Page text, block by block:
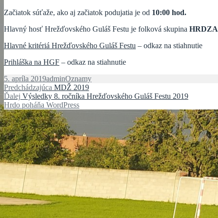
Začiatok súťaže, ako aj začiatok podujatia je od 10:00 hod.
Hlavný hosť Hrežďovského Guláš Festu je folková skupina
Hlavné kritériá Hrežďovského Guláš Festu – odkaz na stiahnutie
Prihláška na HGF – odkaz na stiahnutie
Publikované
5. apríla 2019Autor
adminKategórie
Oznamy
Navigácia
v
článku
Predchádzajúca Predchádzajúci
článok:
MDŽ 2019
Ďalej Ďalší
článok:
Výsledky 8. ročníka Hrežďovského Guláš Festu 2019
Hrdo poháňa WordPress